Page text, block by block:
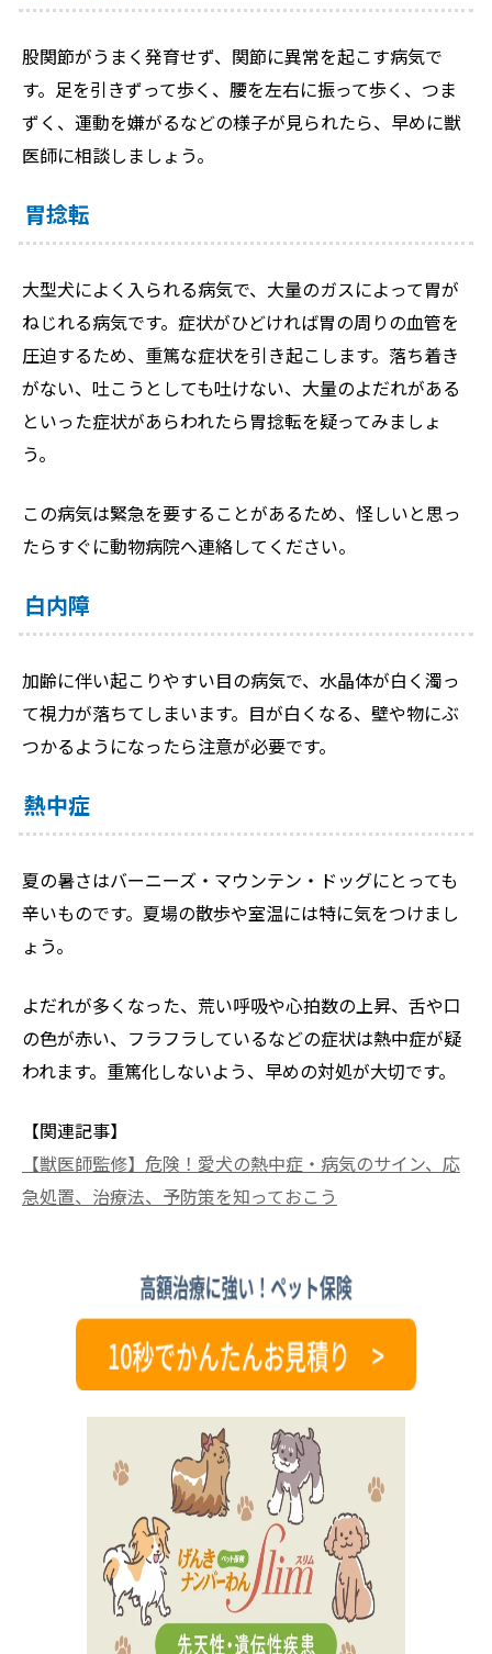
股関節がうまく発育せず、関節に異常を起こす病気で
す。足を引きずって歩く、腰を左右に振って歩く、つま
ずく、運動を嫌がるなどの様子が見られたら、早めに獣
医師に相談しましょう。
胃捻転
大型犬によく入られる病気で、大量のガスによって胃が
ねじれる病気です。症状がひどければ胃の周りの血管を
圧迫するため、重篤な症状を引き起こします。落ち着き
がない、吐こうとしても吐けない、大量のよだれがある
といった症状があらわれたら胃捻転を疑ってみましょ
う。
この病気は緊急を要することがあるため、怪しいと思っ
たらすぐに動物病院へ連絡してください。
白内障
加齢に伴い起こりやすい目の病気で、水晶体が白く濁っ
て視力が落ちてしまいます。目が白くなる、壁や物にぶ
つかるようになったら注意が必要です。
熱中症
夏の暑さはバーニーズ・マウンテン・ドッグにとっても
辛いものです。夏場の散歩や室温には特に気をつけまし
ょう。
よだれが多くなった、荒い呼吸や心拍数の上昇、舌や口
の色が赤い、フラフラしているなどの症状は熱中症が疑
われます。重篤化しないよう、早めの対処が大切です。
【関連記事】
【獣医師監修】危険！愛犬の熱中症・病気のサイン、応
急処置、治療法、予防策を知っておこう